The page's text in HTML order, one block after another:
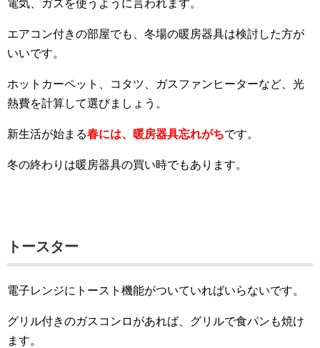
電気、ガスを使うように言われます。
エアコン付きの部屋でも、冬場の暖房器具は検討した方が
いいです。
ホットカーペット、コタツ、ガスファンヒーターなど、光
熱費を計算して選びましょう。
新生活が始まる春には、暖房器具忘れがちです。
冬の終わりは暖房器具の買い時でもあります。
トースター
電子レンジにトースト機能がついていればいらないです。
グリル付きのガスコンロがあれば、グリルで食パンも焼け
ます。